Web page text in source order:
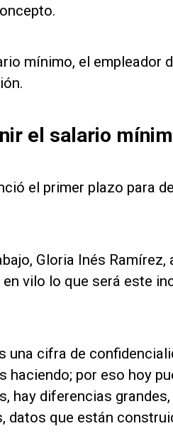
mínimo, el empleador
el salario
el primer plazo para
Gloria Inés Ramírez,
vilo lo que será este
una cifra de
haciendo; por eso hoy
hay diferencias
datos que están